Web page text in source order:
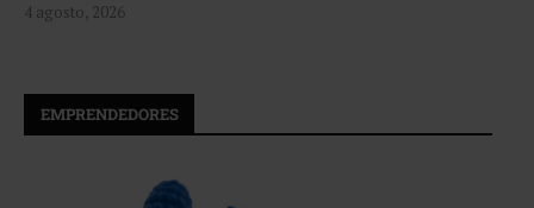
4 agosto, 2026
EMPRENDEDORES